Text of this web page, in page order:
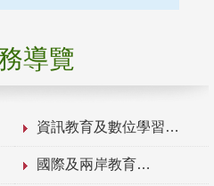
導覽
資訊教育及數位學習
國際及兩岸教育